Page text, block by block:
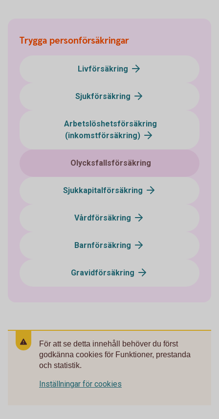
Trygga personförsäkringar
Livförsäkring
Sjukförsäkring
Arbetslöshetsförsäkring
(inkomstförsäkring)
Olycksfallsförsäkring
Sjukkapitalförsäkring
Vårdförsäkring
Barnförsäkring
Gravidförsäkring
För att se detta innehåll behöver du först
godkänna cookies för Funktioner, prestanda
och statistik.
Inställningar för cookies